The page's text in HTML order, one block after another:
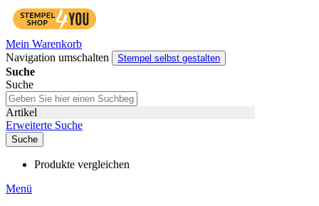
Mein Warenkorb
Navigation umschalten
Stempel selbst gestalten
Suche
Suche
Artikel
Erweiterte Suche
Suche
Produkte vergleichen
Menü